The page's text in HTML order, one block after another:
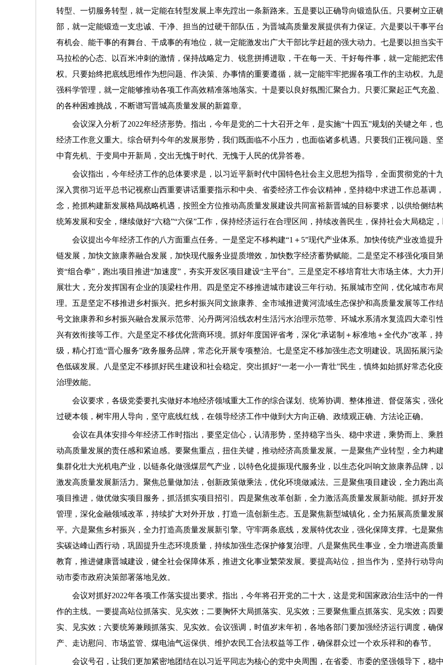
转型、一切服务转型，就一定能在转型发展上率先蹚出一条新路来。五是要以正确导向锻造队伍。只要树立正
部，就一定能锻造一支忠诚、干净、担当的过硬干部队伍，为晋城高质量发展提供有力保证。六是要以干事平
有机会、能干事的有舞台、干成事的有地位，就一定能激发出广大干部比学赶超的强大动力。七是要以担当实
马拉松的心态、以百米冲刺的激情，保持战略定力、锐意拼搏进取，干在每一天、干好每件事，就一定能把宏
权。只要始终把底线思维作为想问题、作决策、办事情的重要遵循，就一定能牢牢把握各项工作的主动权。九
强科学管理，就一定能够推动各项工作高效精准落地落实。十是要以良好氛围汇聚合力。只要汇聚起正气充盈
的各种困难挑战，不断谱写晋城高质量发展的新篇章。
会议深入分析了2022年经济形势。指出，今年是党的二十大召开之年，是实施“十四五”规划的关键之年，
经济工作意义重大。综合研判今年的发展形势，我们既面临不小压力，也面临诸多机遇。只要我们正视问题、
中育先机、于变局中开新局，交出无愧于时代、无愧于人民的优异答卷。
会议指出，今年经济工作的总体要求是，以习近平新时代中国特色社会主义思想为指导，全面贯彻党的十
深入贯彻习近平总书记视察山西重要讲话重要指示和中央、省委经济工作会议精神，坚持稳中求进工作总基调
念，抢抓构建新发展格局战略机遇，按照全方位推动高质量发展建设共同富裕新晋城的目标要求，以供给侧结
统筹发展和安全，继续做好“六稳”“六保”工作，保持经济运行在合理区间，持续改善民生，保持社会大局稳定
会议提出今年经济工作的八方面重点任务。一是坚定不移构建“1＋5”现代产业体系。加快传统产业改造提
链发展，加快文旅康养融合发展，加快现代服务业提质增效，加快数字经济蓄势赋能。二是坚定不移强化项目
资“组合拳”，跑出项目推进“加速度”，夯实开发区项目建设“主平台”。三是坚定不移培育壮大市场主体。大力
展壮大，充分发挥国有企业的顶梁柱作用。四是坚定不移推进城市建设三年行动。拓展城市空间，优化城市布
理。五是坚定不移推进乡村振兴。把乡村振兴同文旅康养、全市域推进黄河流域生态保护和高质量发展等工作
号文旅康养和乡村振兴融合发展示范带、沁丹两河沿线农村生活污水治理示范带、环城水系清水复流四大牵引
兴有效衔接等工作。六是坚定不移优化营商环境。抓好年度国评省考，深化“承诺制＋标准地＋全代办”改革，
级，精心打造“晋心服务”政务服务品牌，常态化开展专项整治。七是坚定不移加强生态文明建设。巩固拓展污
色低碳发展。八是坚定不移抓好民生建设和社会稳定。突出抓好“一老一小一青壮”民生，慎终如始抓好常态化
治理效能。
会议要求，各级党委要扎实做好本地经济领域重大工作的综合谋划、统筹协调、整体推进、督促落实，强
过硬本领，树牢用人导向，坚守底线红线，在领导经济工作中做到大方向正确、政绩观正确、方法论正确。
会议在具体安排今年经济工作时指出，要坚定信心，认清形势，坚持稳字当头、稳中求进，乘势而上、乘
动高质量发展的责任感和紧迫感。要聚焦重点，扭住关键，推动经济高质量发展。一是聚焦产业转型，全力构
集群化壮大光机电产业，以链条化做强煤层气产业，以特色化提振现代服务业，以生态化叫响文旅康养品牌，
激发高质量发展新活力。聚焦总量做加法，创新政策做乘法，优化环境做减法。三是聚焦项目建设，全力跑出
项目推进，做优做实项目服务，抓活抓实项目招引。四是聚焦改革创新，全力激活高质量发展新动能。抓好开
管理，深化金融领域改革，持续扩大对外开放，打造一流创新生态。五是聚焦新型城镇化，全力拓展高质量发
平。六是聚焦乡村振兴，全力打造高质量发展新引擎。守牢两条底线，发展特优农业，强化保障支撑。七是聚
实碳达峰山西行动，巩固提升生态环境质量，持续加强生态保护修复治理。八是聚焦民生事业，全力增进高质
教育，推进健康晋城建设，健全社会保障体系，推进文化事业繁荣发展。要提高站位，担当作为，坚持行动导
动市委市政府决策部署落地见效。
会议对抓好2022年各项工作落实提出要求。指出，今年将召开党的二十大，这是党和国家政治生活中的一
作的主线。一要提高站位抓落实、见实效；二要胸怀大局抓落实、见实效；三要聚焦重点抓落实、见实效；四
实、见实效；六要统筹兼顾抓落实、见实效。会议强调，时值岁末年初，各地各部门要加强经济运行调度，确
产、走访慰问、市场监管、煤电油气运保供、维护农民工合法权益等工作，确保群众过一个欢乐祥和的春节。
会议号召，让我们更加紧密地团结在以习近平同志为核心的党中央周围，在省委、市委的坚强领导下，稳